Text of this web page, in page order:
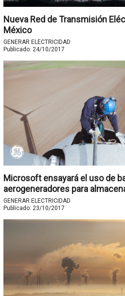
Nueva Red de Transmisión
México
GENERAR ELECTRICIDAD
Publicado: 24/10/2017
Microsoft ensayará el uso de
aerogeneradores para
GENERAR ELECTRICIDAD
Publicado: 23/10/2017